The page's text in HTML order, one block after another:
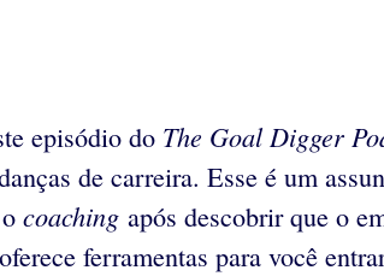
episódio do The Goal Digger
de carreira. Esse é um
coaching após descobrir que o
ferramentas para você